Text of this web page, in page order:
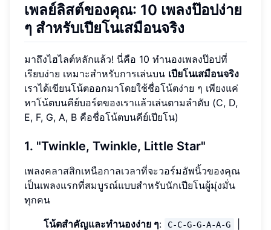
เพลย์ลิสต์ของคุณ: 10 เพลงป๊อปง่าย
ๆ สำหรับเปียโนเสมือนจริง
มาถึงไฮไลต์หลักแล้ว! นี่คือ 10 ทำนองเพลงป๊อปที่
เรียบง่าย เหมาะสำหรับการเล่นบน เปียโนเสมือนจริง
เราได้เขียนโน้ตออกมาโดยใช้ชื่อโน้ตง่าย ๆ เพียงแค่
หาโน้ตบนคีย์บอร์ดของเราแล้วเล่นตามลำดับ (C, D,
E, F, G, A, B คือชื่อโน้ตบนคีย์เปียโน)
1. "Twinkle, Twinkle, Little Star"
เพลงคลาสสิกเหนือกาลเวลาที่จะวอร์มอัพนิ้วของคุณ
เป็นเพลงแรกที่สมบูรณ์แบบสำหรับนักเปียโนผู้มุ่งมั่น
ทุกคน
โน้ตสำคัญและทำนองง่าย ๆ: C-C-G-G-A-A-G